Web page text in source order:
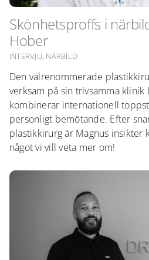
Skönhetsproffs i
Hober
INTERVJU, NÄRBILD
Den välrenommerade
verksam på sin trivsamma klinik
kombinerar internationell
personligt bemötande. Efter
plastikkirurg är Magnus insikter
något vi vill veta mer om!